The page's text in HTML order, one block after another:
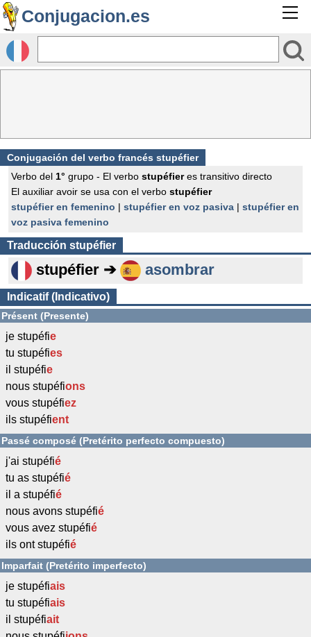
Conjugacion.es
Conjugación del verbo francés stupéfier
Verbo del 1° grupo - El verbo stupéfieres transitivo directo
El auxiliar avoir se usa con el verbo stupéfier
stupéfier en femenino | stupéfier en voz pasiva | stupéfier en
voz pasiva femenino
Traducción stupéfier
stupéfier ➔ asombrar
Indicatif (Indicativo)
Présent (Presente)
je stupéfie
tu stupéfies
il stupéfie
nous stupéfions
vous stupéfiez
ils stupéfient
Passé composé (Pretérito perfecto compuesto)
j'ai stupéfié
tu as stupéfié
il a stupéfié
nous avons stupéfié
vous avez stupéfié
ils ont stupéfié
Imparfait (Pretérito imperfecto)
je stupéfiais
tu stupéfiais
il stupéfiait